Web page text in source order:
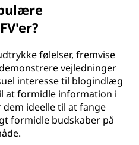
følelser, fremvise
vejledninger
interesse til blogindlæg
at formidle information i
ideelle til at fange
formidle budskaber på